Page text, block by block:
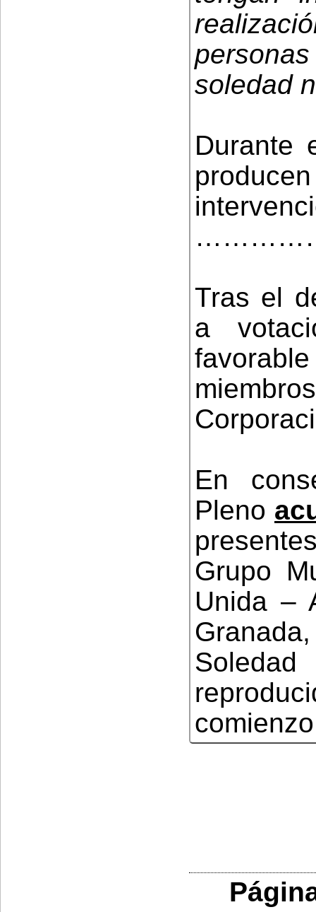
soledad
Durante
Tras el
a
En
Pleno
Grupo
Unida –